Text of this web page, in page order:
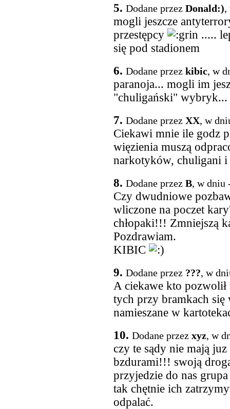
5. Dodane przez Donald:),
mogli jeszcze
przestępcy
.....
się pod stadionem
6. Dodane przez kibic, w
paranoja... mogli im
"chuligański" wybryk...
7. Dodane przez XX, w
Ciekawi mnie ile godz
więzienia muszą
narkotyków, chuligani i
8. Dodane przez B, w dniu
Czy dwudniowe
wliczone na poczet
chłopaki!!! Zmniejszą
Pozdrawiam.
KIBIC
9. Dodane przez ???, w
A ciekawe kto pozwolił
tych przy bramkach się
namieszane w
10. Dodane przez xyz, w
czy te sądy nie mają
bzdurami!!! swoją
przyjedzie do nas
tak chętnie ich
odpalać.